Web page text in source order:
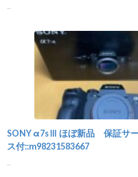
SONY α7sⅢ ほぼ新品 保証サービ
ス付::m98231583667